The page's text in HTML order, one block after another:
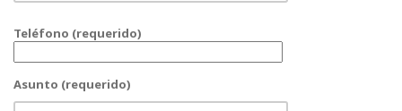
Teléfono (requerido)
Asunto (requerido)